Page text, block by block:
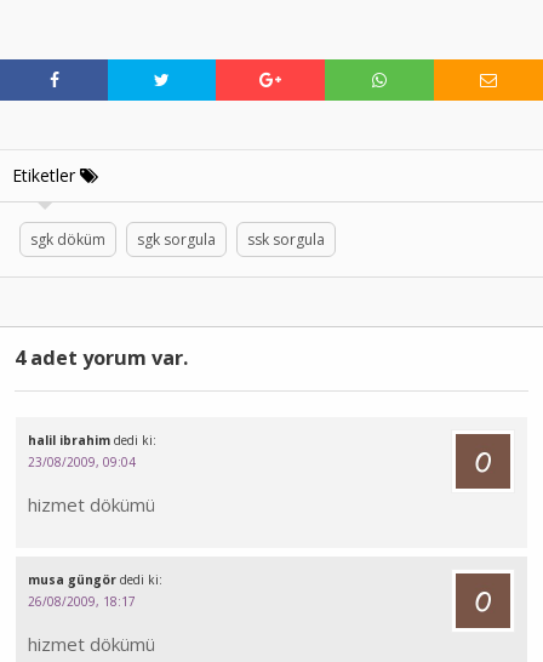
Etiketler
sgk döküm sgk sorgula ssk sorgula
4 adet yorum var.
halil ibrahim dedi ki:
23/08/2009, 09:04
hizmet dökümü
musa güngör dedi ki:
26/08/2009, 18:17
hizmet dökümü